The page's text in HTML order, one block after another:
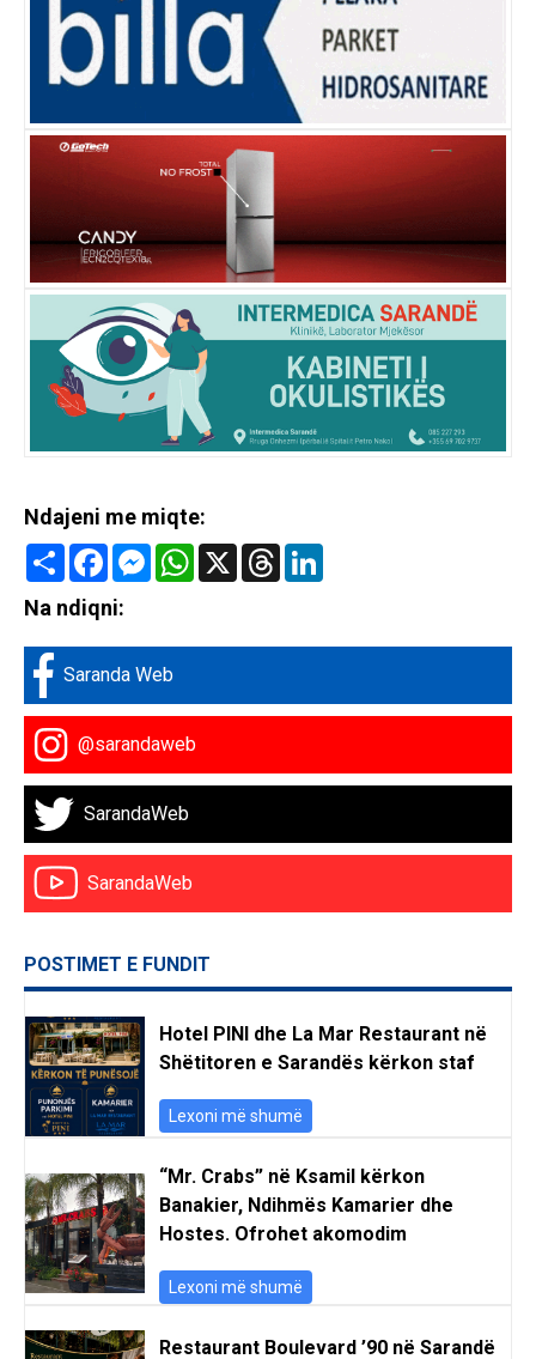
Ndajeni me miqte:
Share FacebookMessenger
WhatsApp
X Threads
Na ndiqni:
Saranda Web
@sarandaweb
SarandaWeb
SarandaWeb
POSTIMET E FUNDIT
Hotel PINI dhe La Mar Restaurant në
Shëtitoren e Sarandës kërkon staf
Lexoni më shumë
“Mr. Crabs” në Ksamil kërkon
Banakier, Ndihmës Kamarier dhe
Hostes. Ofrohet akomodim
Lexoni më shumë
Restaurant Boulevard ’90 në Sarandë